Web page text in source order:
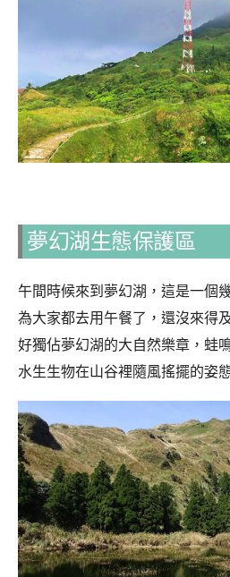
夢幻湖生態保護區
午間時候來到夢幻湖，這是一個
為大家都去用午餐了，還沒來得
好獨佔夢幻湖的大自然樂章，蛙
水生生物在山谷裡隨風搖擺的姿